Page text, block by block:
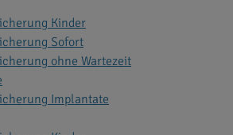
Kinder
Sofort
ohne Wartezeit
Implantate